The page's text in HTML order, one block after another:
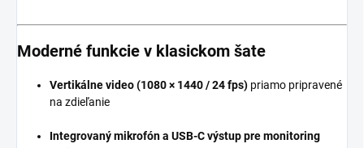
Moderné funkcie v klasickom šate
Vertikálne video (1080 × 1440 / 24 fps) priamo pripravené
na zdieľanie
Integrovaný mikrofón a USB-C výstup pre monitoring